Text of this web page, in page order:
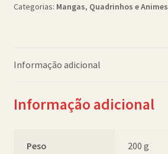
pb
Categorias: Mangas, Quadrinhos e Animes
Informação adicional
Informação adicional
Peso 200 g